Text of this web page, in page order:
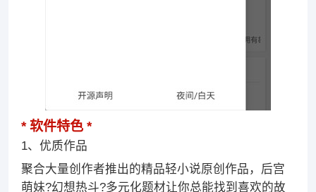
软件特色
1、优质作品
聚合大量创作者推出的精品轻小说原创作品，后宫
萌妹?幻想热斗?多元化题材让你总能找到喜欢的故